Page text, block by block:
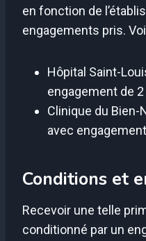
en fonction de
engagements pris.
Hôpital Saint-
engagement de 2
Clinique du Bien-
avec
Conditions et
Recevoir une telle
conditionné par un